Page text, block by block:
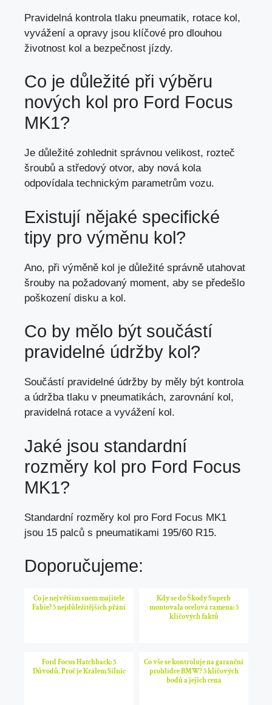
Pravidelná kontrola tlaku pneumatik, rotace kol,
vyvážení a opravy jsou klíčové pro dlouhou
životnost kol a bezpečnost jízdy.
Co je důležité při výběru
nových kol pro Ford Focus
MK1?
Je důležité zohlednit správnou velikost, rozteč
šroubů a středový otvor, aby nová kola
odpovídala technickým parametrům vozu.
Existují nějaké specifické
tipy pro výměnu kol?
Ano, při výměně kol je důležité správně utahovat
šrouby na požadovaný moment, aby se předešlo
poškození disku a kol.
Co by mělo být součástí
pravidelné údržby kol?
Součástí pravidelné údržby by měly být kontrola
a údržba tlaku v pneumatikách, zarovnání kol,
pravidelná rotace a vyvážení kol.
Jaké jsou standardní
rozměry kol pro Ford Focus
MK1?
Standardní rozměry kol pro Ford Focus MK1
jsou 15 palců s pneumatikami 195/60 R15.
Doporučujeme:
Co je největším snem majitele
Fabie? 5 nejdůležitějších přání
Kdy se do Škody Superb
montovala ocelová ramena: 5
klíčových faktů
Ford Focus Hatchback: 5
Důvodů, Proč je Králem Silnic
Co vše se kontroluje na garanční
prohlídce BMW? 5 klíčových
bodů a jejich cena